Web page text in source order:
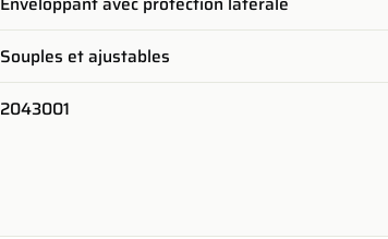
Souples et ajustables
2043001